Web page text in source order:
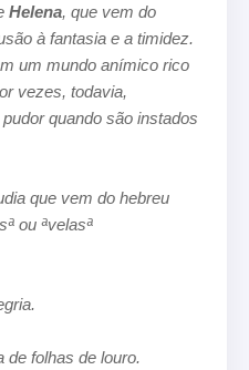
Helena, que vem do
à fantasia e a timidez.
um mundo anímico rico
vezes, todavia,
quando são instados
que vem do hebreu
ou ªvelasª
de folhas de louro.